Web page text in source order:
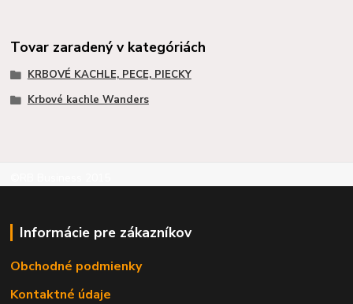
Tovar zaradený v kategóriách
KRBOVÉ KACHLE, PECE, PIECKY
Krbové kachle Wanders
Informácie pre zákazníkov
Obchodné podmienky
Kontaktné údaje